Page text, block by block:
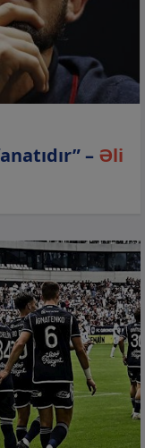
– Əli